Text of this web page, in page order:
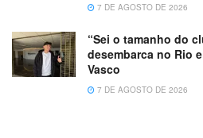
7 DE AGOSTO DE 2026
“Sei o tamanho do
desembarca no Rio
Vasco
7 DE AGOSTO DE 2026